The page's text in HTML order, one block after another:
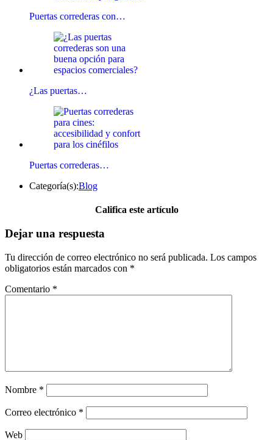
Puertas correderas con…
¿Las puertas…
Puertas correderas…
Categoría(s):Blog
Califica este artículo
Dejar una respuesta
Tu dirección de correo electrónico no será publicada. Los campos
obligatorios están marcados con *
Comentario *
Nombre *
Correo electrónico *
Web